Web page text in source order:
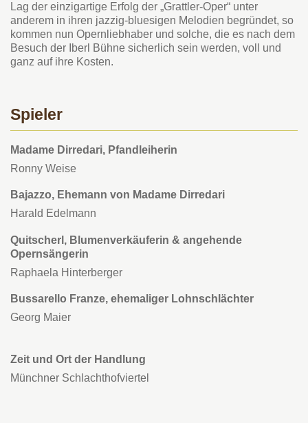
Lag der einzigartige Erfolg der „Grattler-Oper“ unter
anderem in ihren jazzig-bluesigen Melodien begründet, so
kommen nun Opernliebhaber und solche, die es nach dem
Besuch der Iberl Bühne sicherlich sein werden, voll und
ganz auf ihre Kosten.
Spieler
Madame Dirredari, Pfandleiherin
Ronny Weise
Bajazzo, Ehemann von Madame Dirredari
Harald Edelmann
Quitscherl, Blumenverkäuferin & angehende
Opernsängerin
Raphaela Hinterberger
Bussarello Franze, ehemaliger Lohnschlächter
Georg Maier
Zeit und Ort der Handlung
Münchner Schlachthofviertel